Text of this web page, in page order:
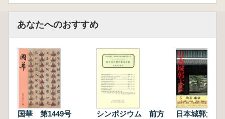
あなたへのおすすめ
国華 第1449号
シンポジウム 前方
日本城郭大